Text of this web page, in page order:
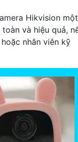
Hikvision một
và hiệu quả,
nhân viên kỹ